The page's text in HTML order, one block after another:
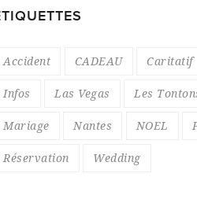
Accident CADEAU Caritatif
Infos Las Vegas Les
Mariage Nantes NOEL
Réservation Wedding